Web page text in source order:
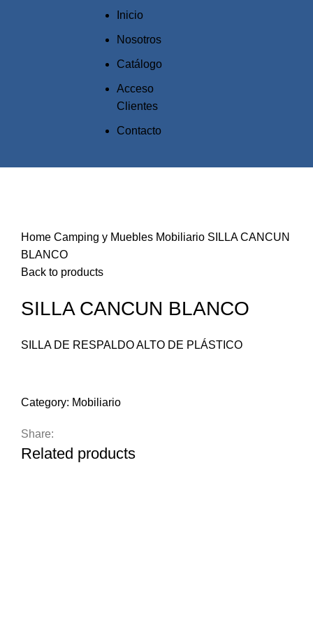
Inicio
Nosotros
Catálogo
Acceso
Clientes
Contacto
Home Camping y Muebles Mobiliario SILLA CANCUN
BLANCO
Back to products
SILLA CANCUN BLANCO
SILLA DE RESPALDO ALTO DE PLÁSTICO
Category: Mobiliario
Share:
Related products